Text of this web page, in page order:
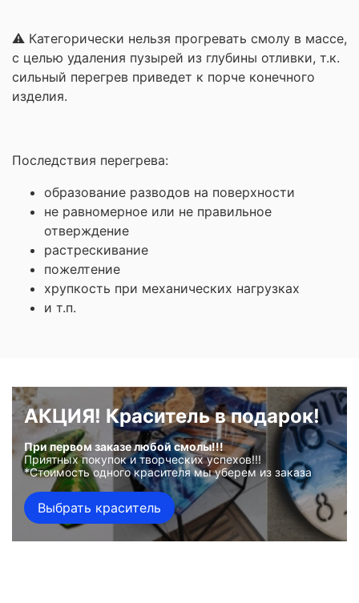
⚠️ Категорически нельзя прогревать смолу в массе,
с целью удаления пузырей из глубины отливки, т.к.
сильный перегрев приведет к порче конечного
изделия.
Последствия перегрева:
образование разводов на поверхности
не равномерное или не правильное
отверждение
растрескивание
пожелтение
хрупкость при механических нагрузках
и т.п.
АКЦИЯ! Краситель в подарок!
При первом заказе любой смолы!!!
Приятных покупок и творческих успехов!!!
*Стоимость одного красителя мы уберем из заказа
Выбрать краситель